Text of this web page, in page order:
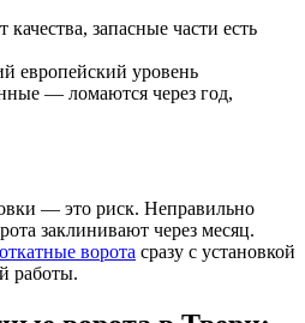
качества, запасные части есть
европейский уровень
— ломаются через год,
— это риск. Неправильно
заклинивают через месяц.
ворота сразу с установкой
работы.